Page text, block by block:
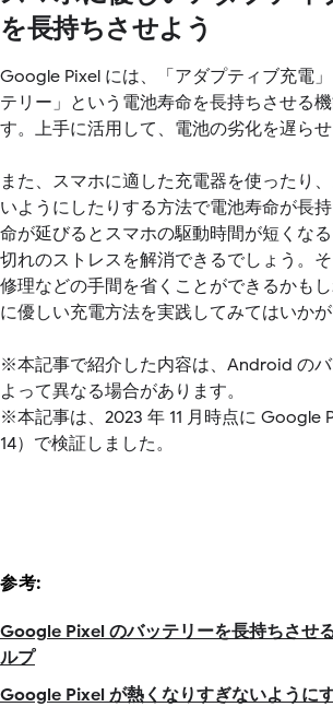
を長持ちさせよう
Google Pixel には、「アダプティブ充電
テリー」という電池寿命を長持ちさせる
す。上手に活用して、電池の劣化を遅らせ
また、スマホに適した充電器を使ったり
いようにしたりする方法で電池寿命が長
命が延びるとスマホの駆動時間が短くな
切れのストレスを解消できるでしょう。
修理などの手間を省くことができるかも
に優しい充電方法を実践してみてはいかが
※本記事で紹介した内容は、Android の
よって異なる場合があります。
※本記事は、2023 年 11 月時点に Google
14）で検証しました。
参考:
Google Pixel のバッテリーを長持ちさせ
ルプ
Google Pixel が熱くなりすぎないように